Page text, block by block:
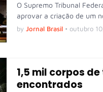
O Supremo Tribunal
aprovar a criação de um
by Jornal Brasil • outubro
1,5 mil corpos
encontrados